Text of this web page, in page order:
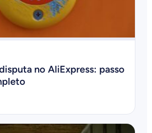
no AliExpress: passo